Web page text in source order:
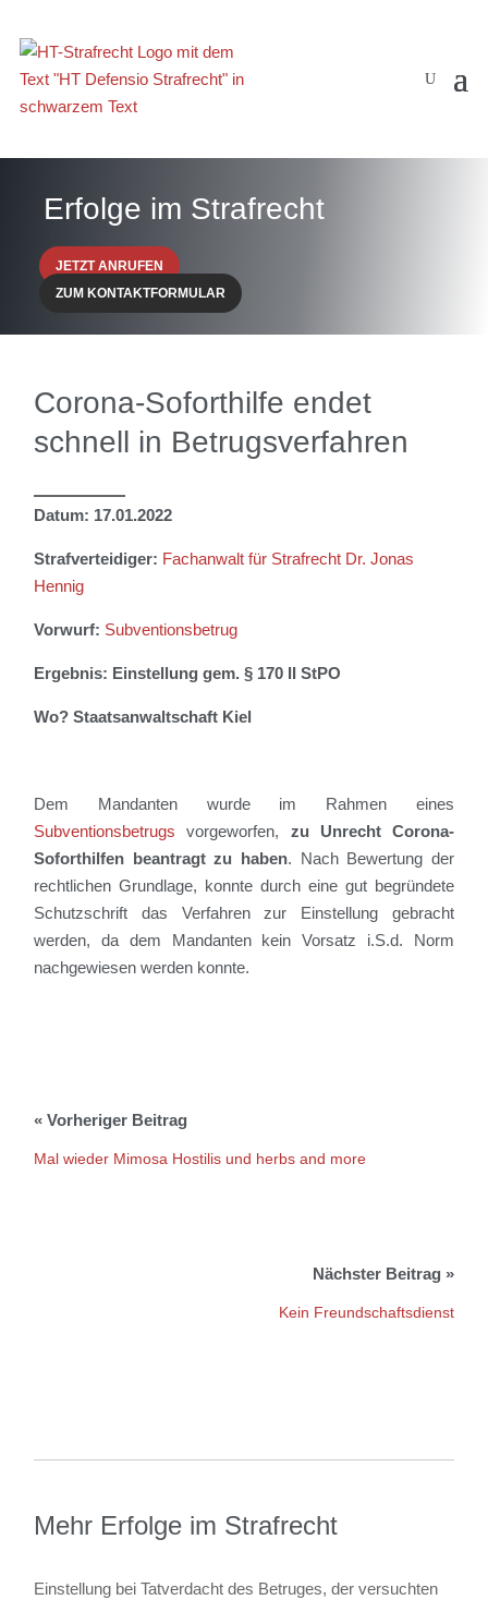
Erfolge im Strafrecht
JETZT ANRUFEN
ZUM KONTAKTFORMULAR
Corona-Soforthilfe endet
schnell in Betrugsverfahren
Datum: 17.01.2022
Strafverteidiger: Fachanwalt für Strafrecht Dr. Jonas
Hennig
Vorwurf: Subventionsbetrug
Ergebnis: Einstellung gem. § 170 II StPO
Wo? Staatsanwaltschaft Kiel
Dem Mandanten wurde im Rahmen eines
Subventionsbetrugs vorgeworfen, zu Unrecht Corona-
Soforthilfen beantragt zu haben. Nach Bewertung der
rechtlichen Grundlage, konnte durch eine gut begründete
Schutzschrift das Verfahren zur Einstellung gebracht
werden, da dem Mandanten kein Vorsatz i.S.d. Norm
nachgewiesen werden konnte.
Mal wieder Mimosa Hostilis und herbs and more
Kein Freundschaftsdienst
Mehr Erfolge im Strafrecht
Einstellung bei Tatverdacht des Betruges, der versuchten